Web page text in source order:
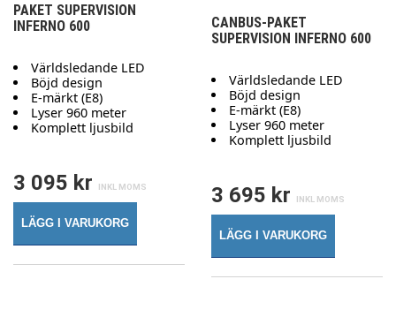
PAKET SUPERVISION
INFERNO 600
Världsledande LED
Böjd design
E-märkt (E8)
Lyser 960 meter
Komplett ljusbild
3 095 kr
LÄGG I VARUKORG
CANBUS-PAKET
SUPERVISION INFERNO 600
Världsledande LED
Böjd design
E-märkt (E8)
Lyser 960 meter
Komplett ljusbild
3 695 kr
LÄGG I VARUKORG